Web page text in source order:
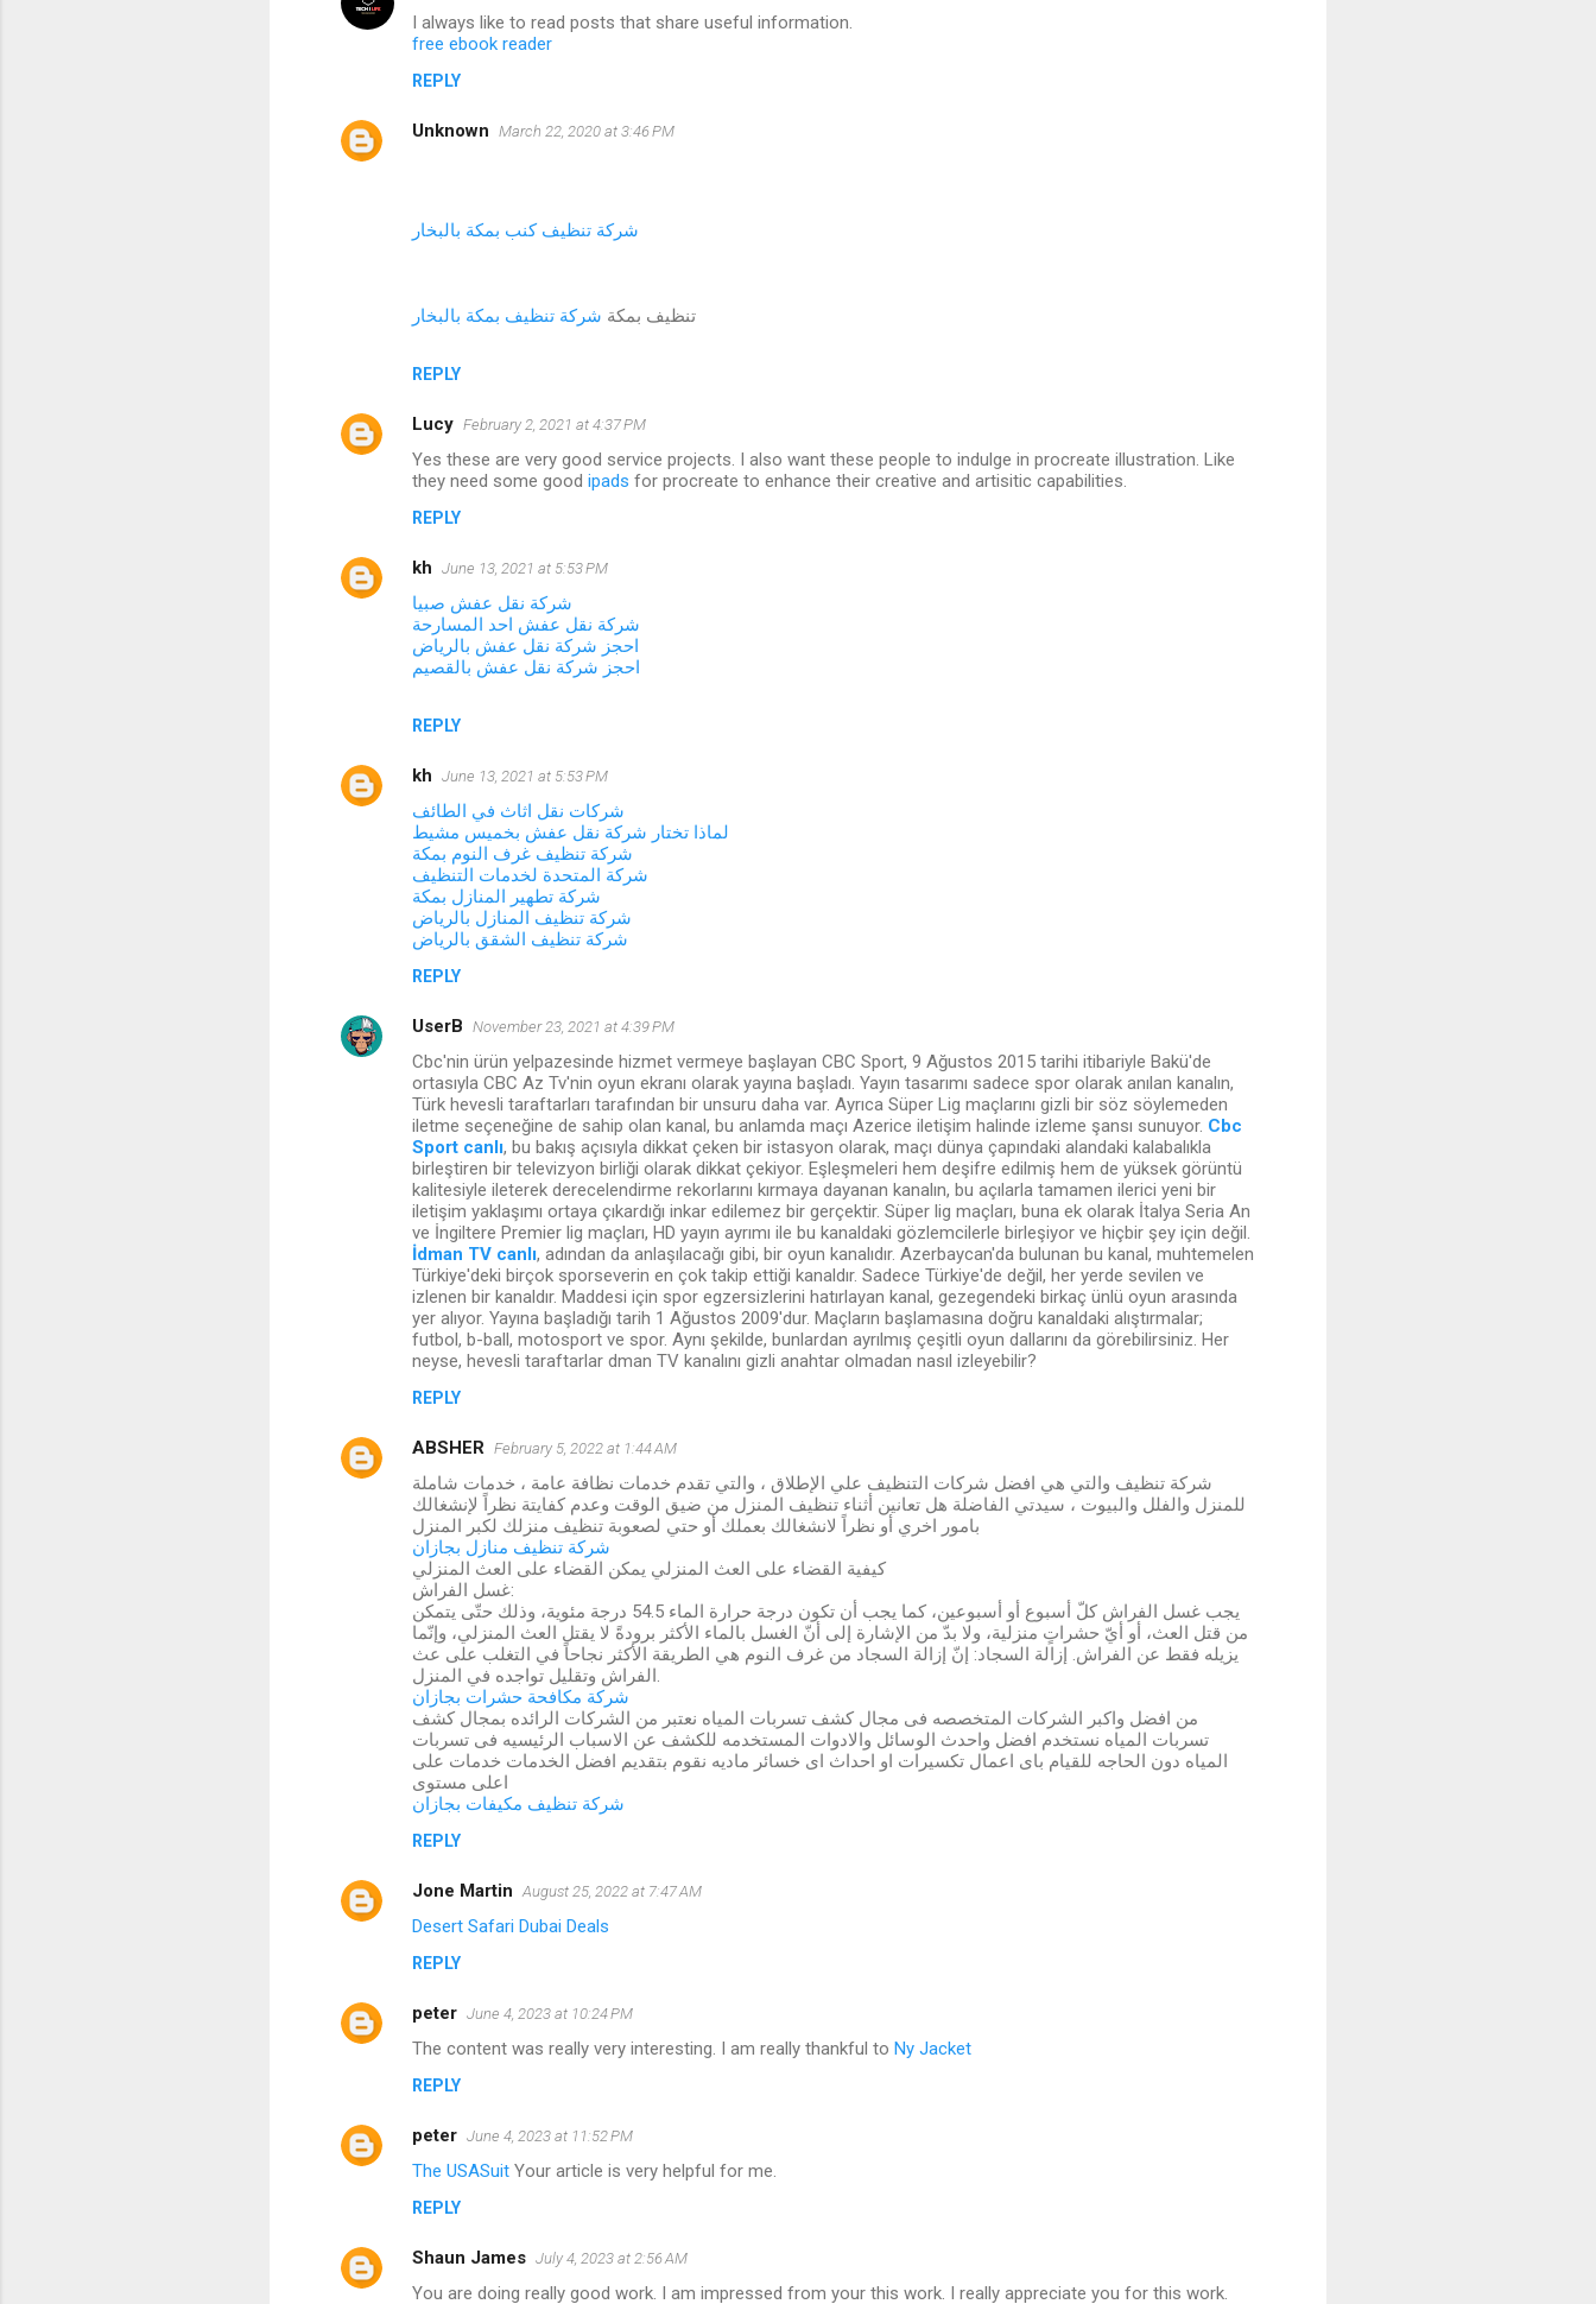
I always like to read posts that share useful information.
free ebook reader
REPLY
Unknown March 22, 2020 at 3:46 PM
شركة تنظيف كنب بمكة بالبخار
تنظيف بمكة شركة تنظيف بمكة بالبخار
REPLY
Lucy February 2, 2021 at 4:37 PM
Yes these are very good service projects. I also want these people to indulge in procreate illustration. Like
they need some good ipads for procreate to enhance their creative and artisitic capabilities.
REPLY
kh June 13, 2021 at 5:53 PM
شركة نقل عفش صبيا
شركة نقل عفش احد المسارحة
احجز شركة نقل عفش بالرياض
احجز شركة نقل عفش بالقصيم
REPLY
kh June 13, 2021 at 5:53 PM
شركات نقل اثاث في الطائف
لماذا تختار شركة نقل عفش بخميس مشيط
شركة تنظيف غرف النوم بمكة
شركة المتحدة لخدمات التنظيف
شركة تطهير المنازل بمكة
شركة تنظيف المنازل بالرياض
شركة تنظيف الشقق بالرياض
REPLY
UserB November 23, 2021 at 4:39 PM
Cbc'nin ürün yelpazesinde hizmet vermeye başlayan CBC Sport, 9 Ağustos 2015 tarihi itibariyle Bakü'de
ortasıyla CBC Az Tv'nin oyun ekranı olarak yayına başladı. Yayın tasarımı sadece spor olarak anılan kanalın,
Türk hevesli taraftarları tarafından bir unsuru daha var. Ayrıca Süper Lig maçlarını gizli bir söz söylemeden
iletme seçeneğine de sahip olan kanal, bu anlamda maçı Azerice iletişim halinde izleme şansı sunuyor. Cbc
Sport canlı, bu bakış açısıyla dikkat çeken bir istasyon olarak, maçı dünya çapındaki alandaki kalabalıkla
birleştiren bir televizyon birliği olarak dikkat çekiyor. Eşleşmeleri hem deşifre edilmiş hem de yüksek görüntü
kalitesiyle ileterek derecelendirme rekorlarını kırmaya dayanan kanalın, bu açılarla tamamen ilerici yeni bir
iletişim yaklaşımı ortaya çıkardığı inkar edilemez bir gerçektir. Süper lig maçları, buna ek olarak İtalya Seria An
ve İngiltere Premier lig maçları, HD yayın ayrımı ile bu kanaldaki gözlemcilerle birleşiyor ve hiçbir şey için değil.
İdman TV canlı, adından da anlaşılacağı gibi, bir oyun kanalıdır. Azerbaycan'da bulunan bu kanal, muhtemelen
Türkiye'deki birçok sporseverin en çok takip ettiği kanaldır. Sadece Türkiye'de değil, her yerde sevilen ve
izlenen bir kanaldır. Maddesi için spor egzersizlerini hatırlayan kanal, gezegendeki birkaç ünlü oyun arasında
yer alıyor. Yayına başladığı tarih 1 Ağustos 2009'dur. Maçların başlamasına doğru kanaldaki alıştırmalar;
futbol, b-ball, motosport ve spor. Aynı şekilde, bunlardan ayrılmış çeşitli oyun dallarını da görebilirsiniz. Her
neyse, hevesli taraftarlar dman TV kanalını gizli anahtar olmadan nasıl izleyebilir?
REPLY
ABSHER February 5, 2022 at 1:44 AM
شركة تنظيف والتي هي افضل شركات التنظيف علي الإطلاق ، والتي تقدم خدمات نظافة عامة ، خدمات شاملة
للمنزل والفلل والبيوت ، سيدتي الفاضلة هل تعانين أثناء تنظيف المنزل من ضيق الوقت وعدم كفايتة نظراً لإنشغالك
بامور اخري أو نظراً لانشغالك بعملك أو حتي لصعوبة تنظيف منزلك لكبر المنزل
شركة تنظيف منازل بجازان
كيفية القضاء على العث المنزلي يمكن القضاء على العث المنزلي
غسل الفراش:
يجب غسل الفراش كلّ أسبوع أو أسبوعين، كما يجب أن تكون درجة حرارة الماء 54.5 درجة مئوية، وذلك حتّى يتمكن
من قتل العث، أو أيّ حشراتٍ منزلية، ولا بدّ من الإشارة إلى أنّ الغسل بالماء الأكثر برودةً لا يقتل العث المنزلي، وإنّما
يزيله فقط عن الفراش. إزالة السجاد: إنّ إزالة السجاد من غرف النوم هي الطريقة الأكثر نجاحاً في التغلب على عث
الفراش وتقليل تواجده في المنزل.
شركة مكافحة حشرات بجازان
من افضل واكبر الشركات المتخصصه فى مجال كشف تسربات المياه نعتبر من الشركات الرائده بمجال كشف
تسربات المياه نستخدم افضل واحدث الوسائل والادوات المستخدمه للكشف عن الاسباب الرئيسيه فى تسربات
المياه دون الحاجه للقيام باى اعمال تكسيرات او احداث اى خسائر ماديه نقوم بتقديم افضل الخدمات خدمات على
اعلى مستوى
شركة تنظيف مكيفات بجازان
REPLY
Jone Martin August 25, 2022 at 7:47 AM
Desert Safari Dubai Deals
REPLY
peter June 4, 2023 at 10:24 PM
The content was really very interesting. I am really thankful to Ny Jacket
REPLY
peter June 4, 2023 at 11:52 PM
The USASuit Your article is very helpful for me.
REPLY
Shaun James July 4, 2023 at 2:56 AM
You are doing really good work. I am impressed from your this work. I really appreciate you for this work.